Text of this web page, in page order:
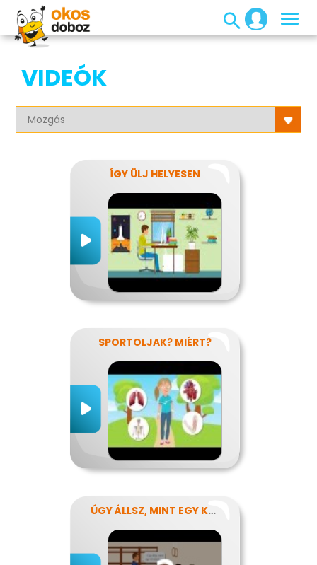
VIDEÓK
ÍGY ÜLJ HELYESEN
SPORTOLJAK? MIÉRT?
ÚGY ÁLLSZ, MINT EGY KÉRDŐJEL